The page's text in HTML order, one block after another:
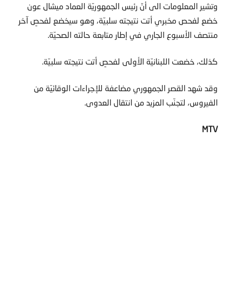
وتشير المعلومات الى أنّ رئيس الجمهوريّة العماد ميشال عون
خضع لفحص مخبري أتت نتيجته ‏سلبيّة، وهو سيخضع لفحصٍ آخر
منتصف الأسبوع الجاري في إطار متابعة حالته الصحيّة‎.‎
كذلك، خضعت اللبنانيّة الأولى لفحصٍ أتت نتيجته سلبيّة‎.‎
وقد شهد القصر الجمهوري مضاعفة للإجراءات الوقائيّة من
الفيروس، لتجنّب المزيد من انتقال ‏العدوى‎.‎
MTV